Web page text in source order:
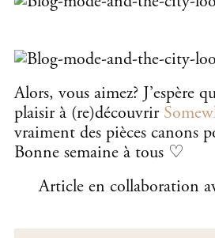
Alors, vous aimez? J’espère
plaisir à (re)découvrir
vraiment des pièces canons
Bonne semaine à tous ♡
Article en collaboration